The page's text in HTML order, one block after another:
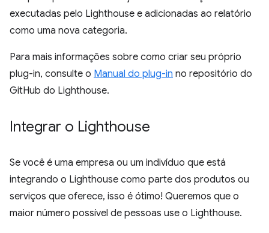
executadas pelo Lighthouse e adicionadas ao relatório
como uma nova categoria.
Para mais informações sobre como criar seu próprio
plug-in, consulte o Manual do plug-in no repositório do
GitHub do Lighthouse.
Integrar o Lighthouse
Se você é uma empresa ou um indivíduo que está
integrando o Lighthouse como parte dos produtos ou
serviços que oferece, isso é ótimo! Queremos que o
maior número possível de pessoas use o Lighthouse.